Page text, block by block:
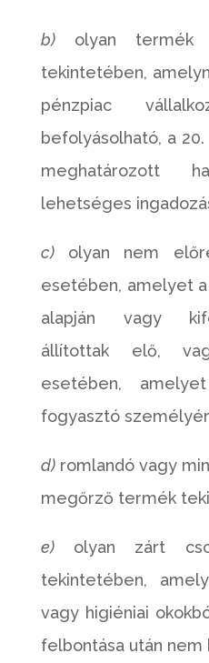
b)olyan termék
tekintetében,
pénzpiac
befolyásolható, a
meghatározott
lehetséges
c)olyan nem
esetében, amelyet
alapján vagy
állítottak elő,
esetében,
fogyasztó
d)romlandó vagy
megőrző termék
e)olyan zárt
tekintetében,
vagy higiéniai
felbontása után nem